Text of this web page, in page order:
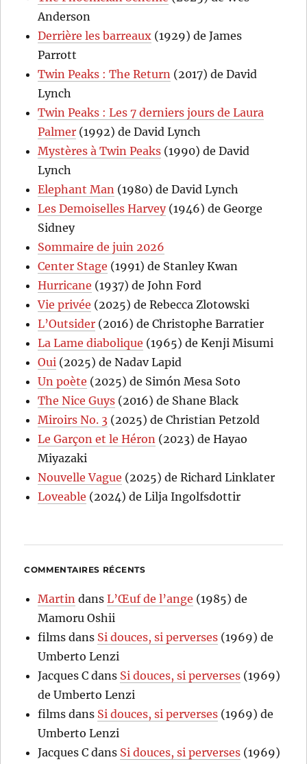
Anderson
Derrière les barreaux (1929) de James
Parrott
Twin Peaks : The Return (2017) de David
Lynch
Twin Peaks : Les 7 derniers jours de Laura
Palmer (1992) de David Lynch
Mystères à Twin Peaks (1990) de David
Lynch
Elephant Man (1980) de David Lynch
Les Demoiselles Harvey(1946) de George
Sidney
Sommaire de juin 2026
Center Stage (1991) de Stanley Kwan
Hurricane (1937) de John Ford
Vie privée (2025) de Rebecca Zlotowski
L’Outsider (2016) de Christophe Barratier
La Lame diabolique (1965) de Kenji Misumi
Oui (2025) de Nadav Lapid
Un poète (2025) de Simón Mesa Soto
The Nice Guys (2016) de Shane Black
Miroirs No. 3 (2025) de Christian Petzold
Le Garçon et le Héron (2023) de Hayao
Miyazaki
Nouvelle Vague (2025) de Richard Linklater
Loveable (2024) de Lilja Ingolfsdottir
COMMENTAIRES RÉCENTS
Martin dansL’Œuf de l’ange (1985) de
Mamoru Oshii
films dans Si douces, si perverses (1969) de
Umberto Lenzi
Jacques C dans Si douces, si perverses (1969)
de Umberto Lenzi
films dans Si douces, si perverses (1969) de
Umberto Lenzi
Jacques C dans Si douces, si perverses (1969)